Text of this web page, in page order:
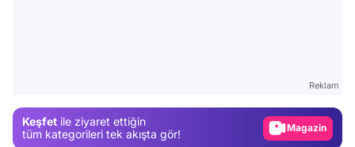
Reklam
Keşfet ile ziyaret ettiğin
tüm kategorileri tek akışta gör!
Video